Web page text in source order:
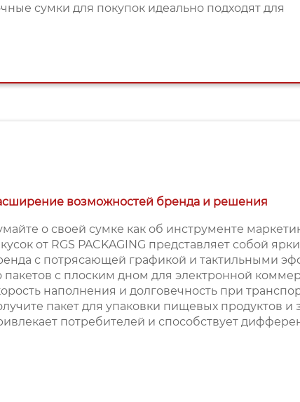
сумки для покупок идеально подходят для
возможностей бренда и решения
о своей сумке как об инструменте
от RGS PACKAGING представляет собой
с потрясающей графикой и тактильными
пакетов с плоским дном для электронной
наполнения и долговечность при
пакет для упаковки пищевых продуктов и
потребителей и способствует